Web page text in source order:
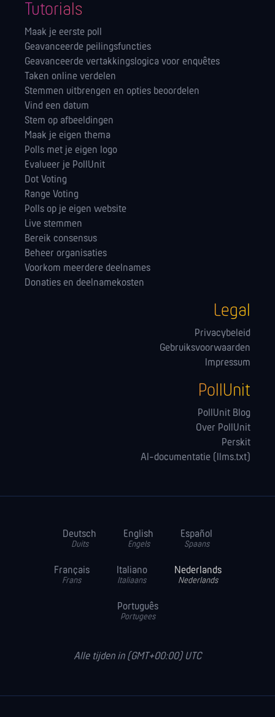
Tutorials
Maak je eerste poll
Geavanceerde peilingsfuncties
Geavanceerde vertakkingslogica voor enquêtes
Taken online verdelen
Stemmen uitbrengen en opties beoordelen
Vind een datum
Stem op afbeeldingen
Maak je eigen thema
Polls met je eigen logo
Evalueer je PollUnit
Dot Voting
Range Voting
Polls op je eigen website
Live stemmen
Bereik consensus
Beheer organisaties
Voorkom meerdere deelnames
Donaties en deelnamekosten
Legal
Privacybeleid
Gebruiksvoorwaarden
Impressum
PollUnit
PollUnit Blog
Over PollUnit
Perskit
AI-documentatie (llms.txt)
Deutsch
Duits
English
Engels
Español
Spaans
Français
Frans
Italiano
Italiaans
Nederlands
Nederlands
Português
Portugees
Alle tijden in (GMT+00:00) UTC